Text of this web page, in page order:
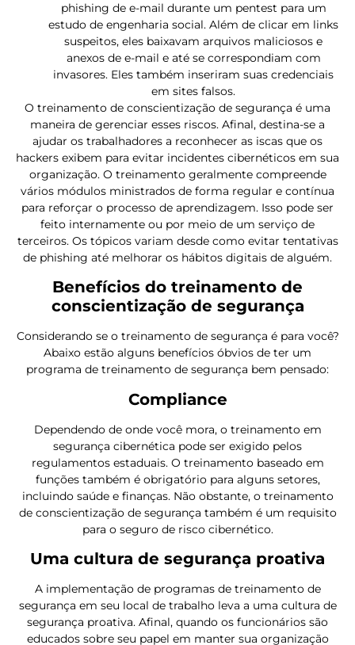
phishing de e-mail durante um pentest para um
estudo de engenharia social. Além de clicar em links
suspeitos, eles baixavam arquivos maliciosos e
anexos de e-mail e até se correspondiam com
invasores. Eles também inseriram suas credenciais
em sites falsos.
O treinamento de conscientização de segurança é uma
maneira de gerenciar esses riscos. Afinal, destina-se a
ajudar os trabalhadores a reconhecer as iscas que os
hackers exibem para evitar incidentes cibernéticos em sua
organização. O treinamento geralmente compreende
vários módulos ministrados de forma regular e contínua
para reforçar o processo de aprendizagem. Isso pode ser
feito internamente ou por meio de um serviço de
terceiros. Os tópicos variam desde como evitar tentativas
de phishing até melhorar os hábitos digitais de alguém.
Benefícios do treinamento de
conscientização de segurança
Considerando se o treinamento de segurança é para você?
Abaixo estão alguns benefícios óbvios de ter um
programa de treinamento de segurança bem pensado:
Compliance
Dependendo de onde você mora, o treinamento em
segurança cibernética pode ser exigido pelos
regulamentos estaduais. O treinamento baseado em
funções também é obrigatório para alguns setores,
incluindo saúde e finanças. Não obstante, o treinamento
de conscientização de segurança também é um requisito
para o seguro de risco cibernético.
Uma cultura de segurança proativa
A implementação de programas de treinamento de
segurança em seu local de trabalho leva a uma cultura de
segurança proativa. Afinal, quando os funcionários são
educados sobre seu papel em manter sua organização